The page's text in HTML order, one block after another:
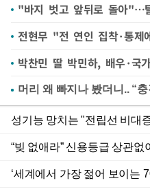
"바지 벗고 앞뒤로 돌아"…
전현무 "전 연인 집착·통제
박찬민 딸 박민하, 배우·국